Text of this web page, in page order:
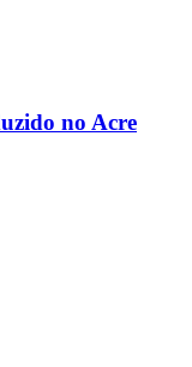
no Acre